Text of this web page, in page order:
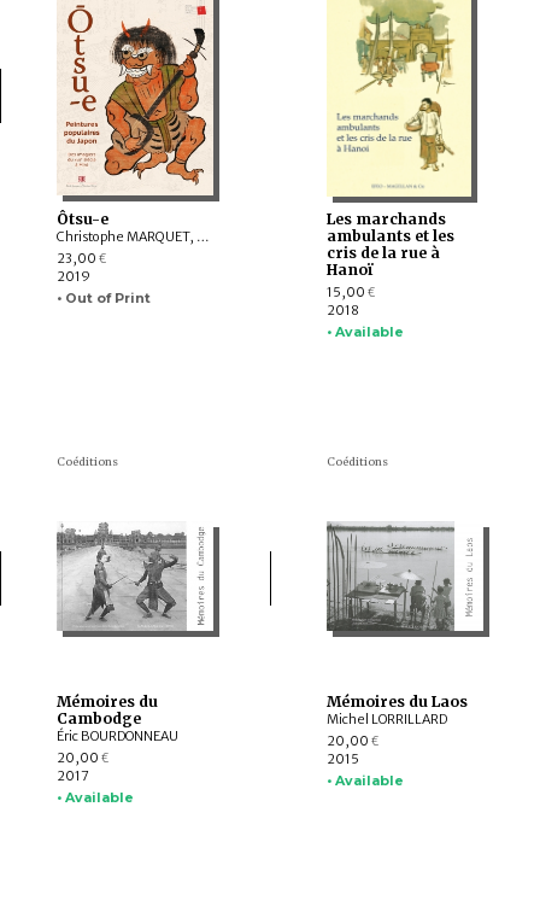
Ôtsu-e
Christophe MARQUET, YOKOYA Ken.ichirô, SHIRATO Shintarô, Ricard BRU
23,00 €
2019
• Out of Print
Les marchands
ambulants et les
cris de la rue à
Hanoï
15,00 €
2018
• Available
Coéditions
Mémoires du
Cambodge
Éric BOURDONNEAU
20,00 €
2017
• Available
Coéditions
Mémoires du Laos
Michel LORRILLARD
20,00 €
2015
• Available